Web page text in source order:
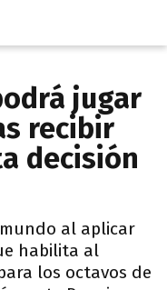
jugar
recibir
decisión
al aplicar
habilita al
los octavos de